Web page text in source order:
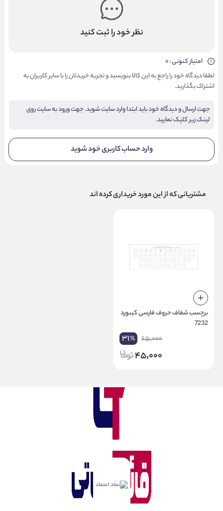
نظر خود را ثبت کنید
امتیاز کنونی : 0
لطفا دیدگاه خود را راجع به این کالا بنویسید و تجربه خریدتان را با سایر کاربران به
اشتراک بگذارید.
جهت ارسال و دیدگاه خود باید ابتدا وارد سایت شوید. جهت ورود به سایت روی
لینک زیر کلیک نمایید.
وارد حساب کاربری خود شوید
مشتریانی که از این مورد خریداری کرده اند
برچسب شفاف حروف فارسی کیبورد
7232
65,000
31%
45,000